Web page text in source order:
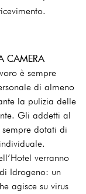
CAMERA
è sempre
di almeno
la pulizia delle
Gli addetti al
dotati di
verranno
Idrogeno: un
agisce su virus